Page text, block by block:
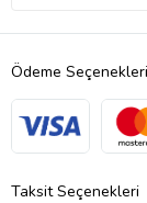
Ödeme Seçenekleri
Taksit Seçenekleri